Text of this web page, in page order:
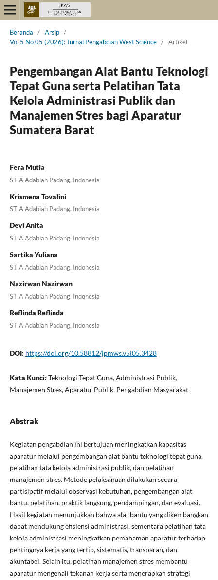
Beranda / Arsip /
Vol 5 No 05 (2026): Jurnal Pengabdian West Science / Artikel
Pengembangan Alat Bantu Teknologi
Tepat Guna serta Pelatihan Tata
Kelola Administrasi Publik dan
Manajemen Stres bagi Aparatur
Sumatera Barat
Fera Mutia
STIA Adabiah Padang, Indonesia
Krismena Tovalini
STIA Adabiah Padang, Indonesia
Devi Anita
STIA Adabiah Padang, Indonesia
Sartika Yuliana
STIA Adabiah Padang, Indonesia
Nazirwan Nazirwan
STIA Adabiah Padang, Indonesia
Reflinda Reflinda
STIA Adabiah Padang, Indonesia
DOI: https://doi.org/10.58812/jpmws.v5i05.3428
Kata Kunci: Teknologi Tepat Guna, Administrasi Publik,
Manajemen Stres, Aparatur Publik, Pengabdian Masyarakat
Abstrak
Kegiatan pengabdian ini bertujuan meningkatkan kapasitas
aparatur melalui pengembangan alat bantu teknologi tepat guna,
pelatihan tata kelola administrasi publik, dan pelatihan
manajemen stres. Metode pelaksanaan dilakukan secara
partisipatif melalui observasi kebutuhan, pengembangan alat
bantu, pelatihan, praktik langsung, pendampingan, dan evaluasi.
Hasil kegiatan menunjukkan bahwa alat bantu yang dikembangkan
dapat mendukung efisiensi administrasi, sementara pelatihan tata
kelola administrasi meningkatkan pemahaman aparatur terhadap
pentingnya kerja yang tertib, sistematis, transparan, dan
akuntabel. Selain itu, pelatihan manajemen stres membantu
aparatur mengenali tekanan kerja serta menerapkan strategi